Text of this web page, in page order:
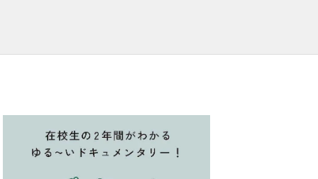
#親方がしっかり監督中
か